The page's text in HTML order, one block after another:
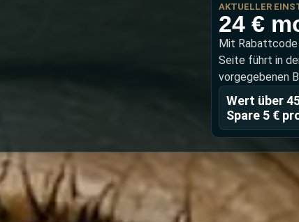
AKTUELLER
24 €
Mit Rabattcode
Seite führt in
vorgegebenen
Wert über
Spare 5 €